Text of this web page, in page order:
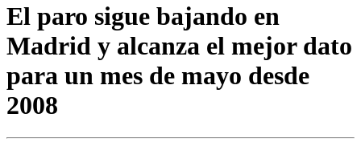
El paro sigue bajando en
Madrid y alcanza el mejor dato
para un mes de mayo desde
2008